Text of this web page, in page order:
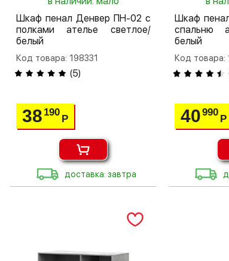
Шкаф пенал Денвер ПН-02 с
полками ателье светлое/
белый
Код товара: 198331
(5)
38 190
Р
доставка: завтра
Шкаф
спальню
белый
Код товара:
40990
Р